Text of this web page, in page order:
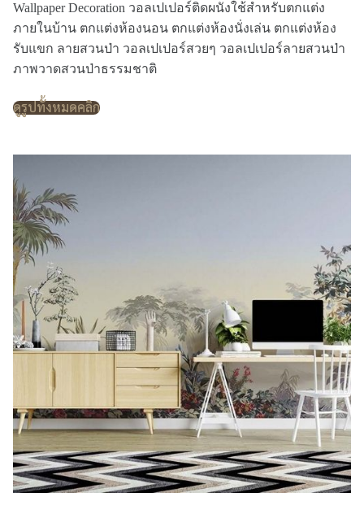
Wallpaper Decoration วอลเปเปอร์ติดผนังใช้สำหรับตกแต่ง
ภายในบ้าน ตกแต่งห้องนอน ตกแต่งห้องนั่งเล่น ตกแต่งห้อง
รับแขก ลายสวนป่า วอลเปเปอร์สวยๆ วอลเปเปอร์ลายสวนป่า
ภาพวาดสวนป่าธรรมชาติ
ดูรูปทั้งหมดคลิก